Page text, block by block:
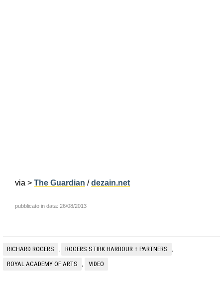
via > The Guardian /dezain.net
pubblicato in data: 26/08/2013
RICHARD ROGERS , ROGERS STIRK HARBOUR + PARTNERS ,
ROYAL ACADEMY OF ARTS , VIDEO